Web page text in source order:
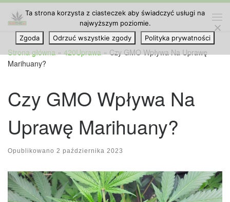
Przejdź do treści
Strona główna » 420Uprawa » Czy GMO Wpływa Na Uprawę
Marihuany?
Czy GMO Wpływa Na
Uprawę Marihuany?
Opublikowano 2 października 2023
Ta strona korzysta z ciasteczek aby świadczyć usługi na
najwyższym poziomie.
Zgoda
Odrzuć wszystkie zgody Polityka prywatności